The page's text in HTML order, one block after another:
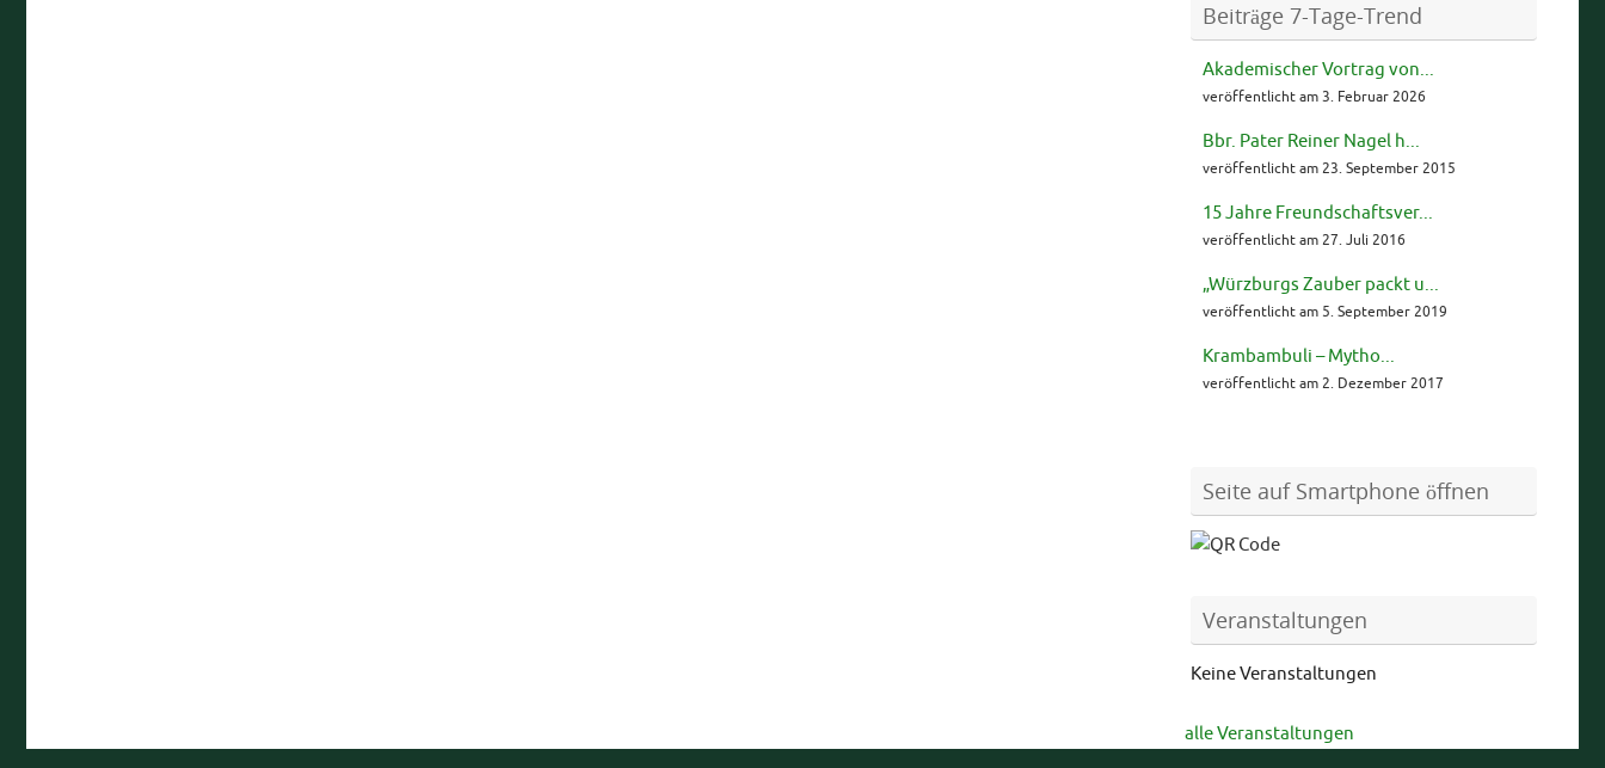
Beiträge 7-Tage-Trend
Akademischer Vortrag von...
veröffentlicht am 3. Februar 2026
Bbr. Pater Reiner Nagel h...
veröffentlicht am 23. September 2015
15 Jahre Freundschaftsver...
veröffentlicht am 27. Juli 2016
„Würzburgs Zauber packt u...
veröffentlicht am 5. September 2019
Krambambuli – Mytho...
veröffentlicht am 2. Dezember 2017
Seite auf Smartphone öffnen
Veranstaltungen
Keine Veranstaltungen
alle Veranstaltungen